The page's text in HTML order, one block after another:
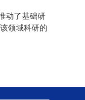
动了基础研
领域科研的